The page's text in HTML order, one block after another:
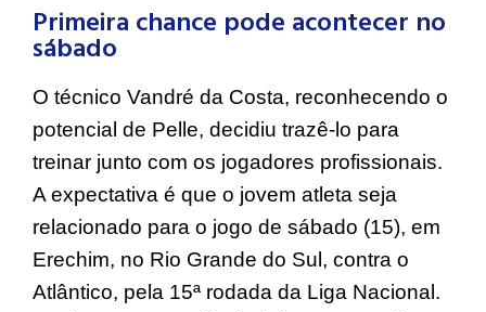
Primeira chance pode acontecer no
sábado
O técnico Vandré da Costa, reconhecendo o
potencial de Pelle, decidiu trazê-lo para
treinar junto com os jogadores profissionais.
A expectativa é que o jovem atleta seja
relacionado para o jogo de sábado (15), em
Erechim, no Rio Grande do Sul, contra o
Atlântico, pela 15ª rodada da Liga Nacional.